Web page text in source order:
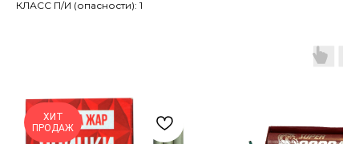
КЛАСС П/И (опасности): 1
ХИТ
ПРОДАЖ